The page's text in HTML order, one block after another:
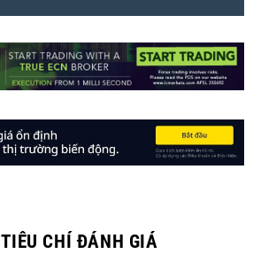
CHÍ ĐÁNH GIÁ